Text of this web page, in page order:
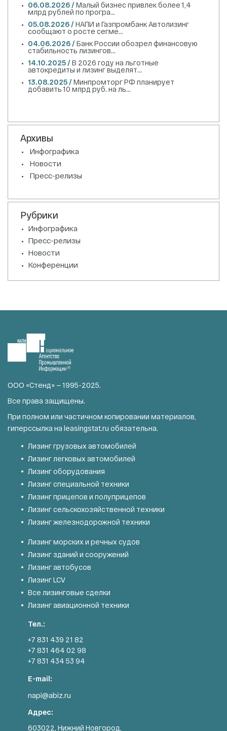
06.08.2026 /Малый бизнес привлек более 1,4
млрд рублей по програ...
05.08.2026 /НАПИ и Газпромбанк Автолизинг
сообщают о росте сегме...
04.06.2026 /Банк России обозрел финансовую
стабильность лизингов...
14.10.2025 /В 2026 году на льготные
автокредиты и лизинг выделят...
13.08.2025 /Минпромторг РФ планирует
добавить 10 млрд руб. на ль...
Архивы
Инфографика
Новости
Пресс-релизы
Рубрики
Инфографика
Пресс-релизы
Новости
Конференции
ООО «Стенд» — 1995-2025.
Все права защищены.
При полном или частичном копировании материалов,
гиперссылка на leasingstat.ru обязательна.
Лизинг грузовых автомобилей
Лизинг легковых автомобилей
Лизинг оборудования
Лизинг специальной техники
Лизинг прицепов и полуприцепов
Лизинг сельскохозяйственной техники
Лизинг железнодорожной техники
Лизинг морских и речных судов
Лизинг зданий и сооружений
Лизинг автобусов
Лизинг LCV
Все лизинговые сделки
Лизинг авиационной техники
Тел.:
+7 831 439 21 82
+7 831 464 02 98
+7 831 434 53 94
E-mail:
napi@abiz.ru
Адрес:
603022, Нижний Новгород,